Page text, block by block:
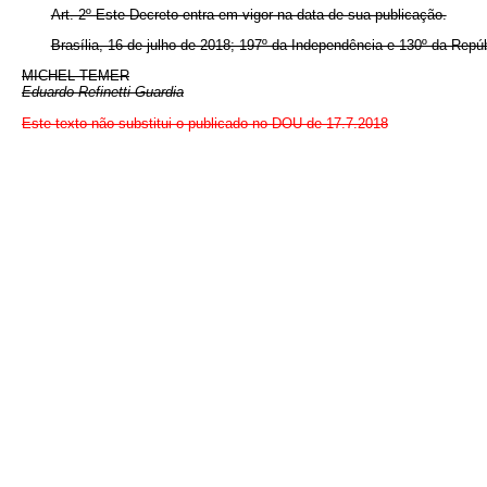
Art. 2º Este Decreto entra em vigor na data de sua publicação.
Brasília, 16 de julho de 2018; 197º da Independência e 130º da
MICHEL TEMER
Eduardo Refinetti Guardia
Este texto não substitui o publicado no DOU de 17.7.2018